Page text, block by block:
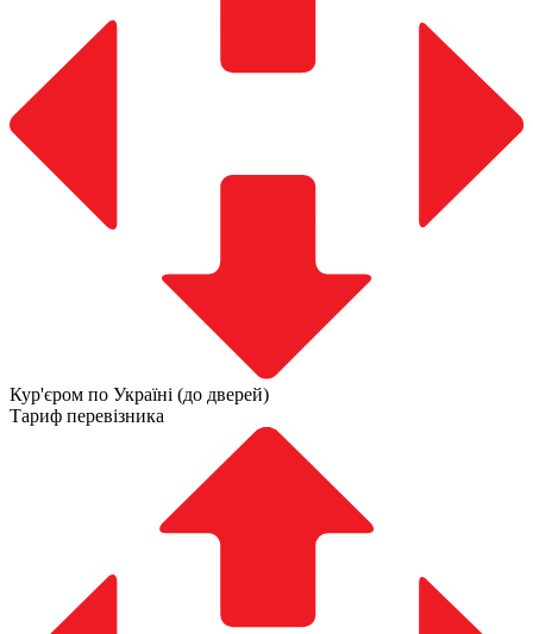
Кур'єром по Україні (до дверей)
Тариф перевізника